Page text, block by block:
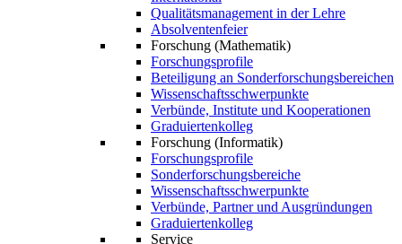
Qualitätsmanagement in der Lehre
Absolventenfeier
Forschung (Mathematik)
Forschungsprofile
Beteiligung an Sonderforschungsbereichen
Wissenschaftsschwerpunkte
Verbünde, Institute und Kooperationen
Graduiertenkolleg
Forschung (Informatik)
Forschungsprofile
Sonderforschungsbereiche
Wissenschaftsschwerpunkte
Verbünde, Partner und Ausgründungen
Graduiertenkolleg
Service